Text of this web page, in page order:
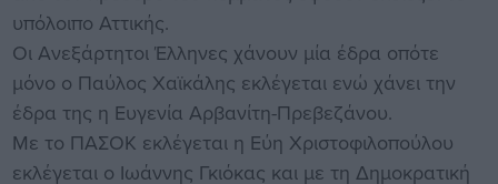
υπόλοιπο Αττικής.
Οι Ανεξάρτητοι Έλληνες χάνουν μία έδρα οπότε
μόνο ο Παύλος Χαϊκάλης εκλέγεται ενώ χάνει την
έδρα της η Ευγενία Αρβανίτη-Πρεβεζάνου.
Με το ΠΑΣΟΚ εκλέγεται η Εύη Χριστοφιλοπούλου
εκλέγεται ο Ιωάννης Γκιόκας και με τη Δημοκρατική